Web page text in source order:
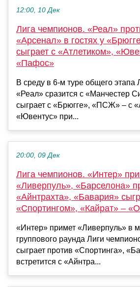
12:00, 10 Дек
Лига чемпионов. «Реал»
«Арсенал» в гостях у
сыграет с «Атлетиком»,
«Пафос»
В среду в 6-м туре общего этапа
«Реал» сразится с «Манчестер
сыграет с «Брюгге», «ПСЖ» – с
«Ювентус» при...
20:00, 09 Дек
Лига чемпионов. «Интер»
«Ливерпуль», «Барселона»
«Айнтрахта», «Бавария»
«Спортингом», «Кайрат» –
«Интер» примет «Ливерпуль» в
группового раунда Лиги
сыграет против «Спортинга»,
встретится с «Айнтра...